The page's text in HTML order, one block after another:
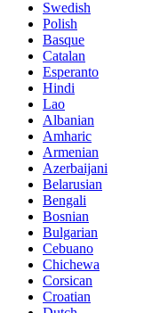
Swedish
Polish
Basque
Catalan
Esperanto
Hindi
Lao
Albanian
Amharic
Armenian
Azerbaijani
Belarusian
Bengali
Bosnian
Bulgarian
Cebuano
Chichewa
Corsican
Croatian